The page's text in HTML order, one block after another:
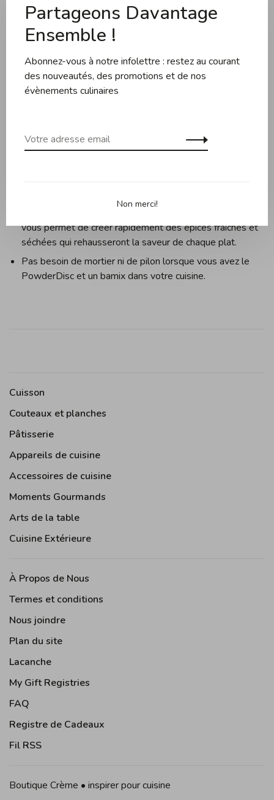
épices comme le poivre, le piment, la muscade ou les
bâtons de cannelle sont toutes parfaitement
circuler librement dans votre processeur afin qu'elles
vous permet de créer rapidement des épices fraîches et
séchées qui rehausseront la saveur de chaque plat.
Pas besoin de mortier ni de pilon lorsque vous avez le
PowderDisc et un bamix dans votre cuisine.
Cuisson
Couteaux et planches
Pâtisserie
Appareils de cuisine
Accessoires de cuisine
Moments Gourmands
Arts de la table
Cuisine Extérieure
À Propos de Nous
Termes et conditions
Nous joindre
Plan du site
Lacanche
My Gift Registries
FAQ
Registre de Cadeaux
Fil RSS
Boutique Crème • inspirer pour cuisine
Partageons Davantage
Ensemble !
Abonnez-vous à notre infolettre : restez au courant
des nouveautés, des promotions et de nos
évènements culinaires
Non merci!